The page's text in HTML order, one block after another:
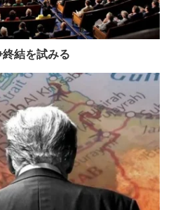
結を試みる